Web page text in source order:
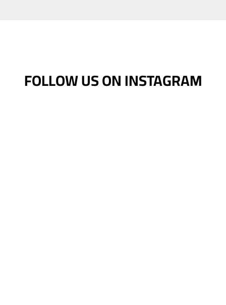
FOLLOW US ON INSTAGRAM